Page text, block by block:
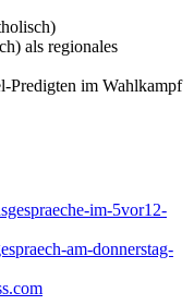
als regionales
Predigten im Wahlkampf
im-5vor12-
am-donnerstag-